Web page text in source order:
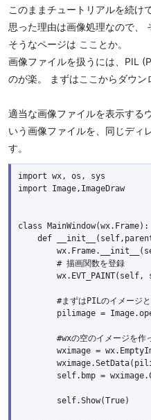
このままチュートリアルを続け
思った理由は画像処理なので、
そうなページは ここ とか。
画像ファイルを扱うには、PIL
のが楽。 まずはここ からダウン
適当な画像ファイルを表示する
いう画像ファイルを、同じディ
す。
import wx, os, sys
import Image,ImageDraw
class MainWindow(wx.Frame):
def
        # 描画関数を登録
wx.EVT_PAINT(self,
#まずはPILのイメージ
pilimage =
#wxの空のイメージを作
wximage =
self.bmp =
        self.Show(True)